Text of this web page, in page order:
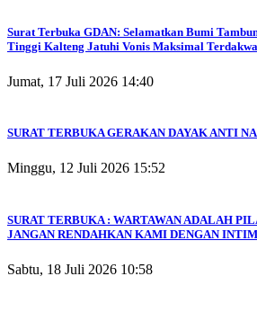
Surat Terbuka GDAN: Selamatkan Bumi
Tinggi Kalteng Jatuhi Vonis Maksimal
Jumat, 17 Juli 2026 14:40
SURAT TERBUKA GERAKAN DAYAK ANTI
Minggu, 12 Juli 2026 15:52
SURAT TERBUKA : WARTAWAN ADALAH
JANGAN RENDAHKAN KAMI DENGAN
Sabtu, 18 Juli 2026 10:58